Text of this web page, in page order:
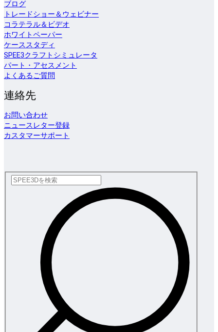
ブログ
トレードショー＆ウェビナー
コラテラル＆ビデオ
ホワイトペーパー
ケーススタディ
SPEE3クラフトシミュレータ
パート・アセスメント
よくあるご質問
連絡先
お問い合わせ
ニュースレター登録
カスタマーサポート